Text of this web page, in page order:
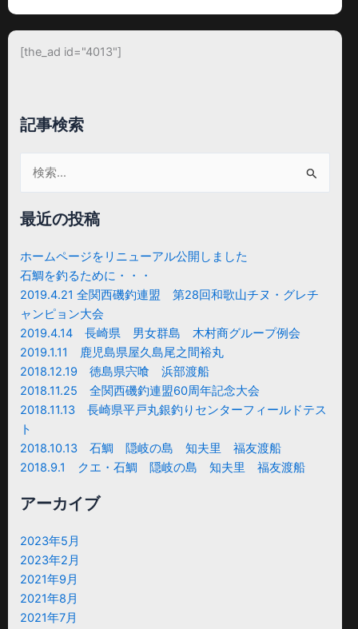
[the_ad id="4013"]
記事検索
索
対
象:
最近の投稿
ホームページをリニューアル公開しました
石鯛を釣るために・・・
2019.4.21 全関西磯釣連盟 第28回和歌山チヌ・グレチ
ャンピョン大会
2019.4.14 長崎県 男女群島 木村商グループ例会
2019.1.11 鹿児島県屋久島尾之間裕丸
2018.12.19 徳島県宍喰 浜部渡船
2018.11.25 全関西磯釣連盟60周年記念大会
2018.11.13 長崎県平戸丸銀釣りセンターフィールドテス
ト
2018.10.13 石鯛 隠岐の島 知夫里 福友渡船
2018.9.1 クエ・石鯛 隠岐の島 知夫里 福友渡船
アーカイブ
2023年5月
2023年2月
2021年9月
2021年8月
2021年7月